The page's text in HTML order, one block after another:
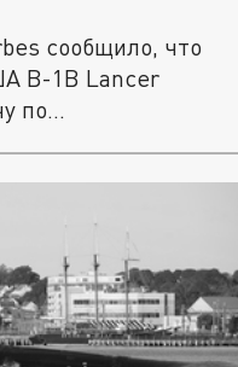
сообщило, что
B-1B Lancer
по...